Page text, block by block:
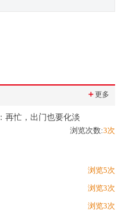
＋更多
再忙，出门也要化淡
浏览次数:3次
浏览5次
浏览3次
浏览3次